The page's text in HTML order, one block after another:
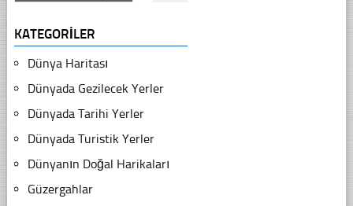
KATEGORILER
Dünya Haritası
Dünyada Gezilecek Yerler
Dünyada Tarihi Yerler
Dünyada Turistik Yerler
Dünyanın Doğal Harikaları
Güzergahlar